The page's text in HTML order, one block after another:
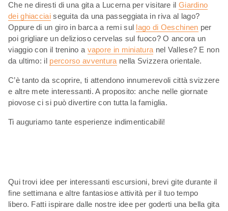
Che ne diresti di una gita a Lucerna per visitare il Giardino
dei ghiacciaiseguita da una passeggiata in riva al lago?
Oppure di un giro in barca a remi sul lago di Oeschinen per
poi grigliare un delizioso cervelas sul fuoco? O ancora un
viaggio con il trenino a vapore in miniatura nel Vallese? E non
da ultimo: il percorso avventura nella Svizzera orientale.
C’è tanto da scoprire, ti attendono innumerevoli città svizzere
e altre mete interessanti. A proposito: anche nelle giornate
piovose ci si può divertire con tutta la famiglia.
Ti auguriamo tante esperienze indimenticabili!
Qui trovi idee per interessanti escursioni, brevi gite durante il
fine settimana e altre fantasiose attività per il tuo tempo
libero. Fatti ispirare dalle nostre idee per goderti una bella gita